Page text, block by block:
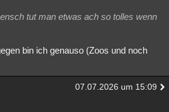
tut man etwas ach so tolles wenn
bin ich genauso (Zoos und noch
07.07.2026 um 15:09